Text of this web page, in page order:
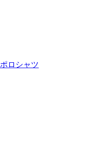
ロシャツ